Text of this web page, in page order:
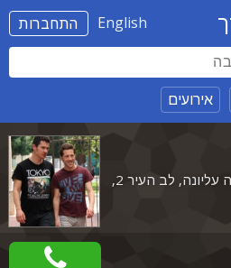
התחברות English
אירועים
אולם עינן, קניון עזריאלי - קומה עליונה, לב העיר 2,